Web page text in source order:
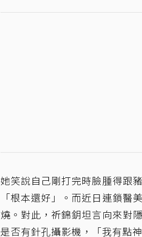
她笑說自己剛打完時臉腫得跟
「根本還好」。而近日連鎖
燒。對此，祈錦鈅坦言向來對
是否有針孔攝影機，「我有點